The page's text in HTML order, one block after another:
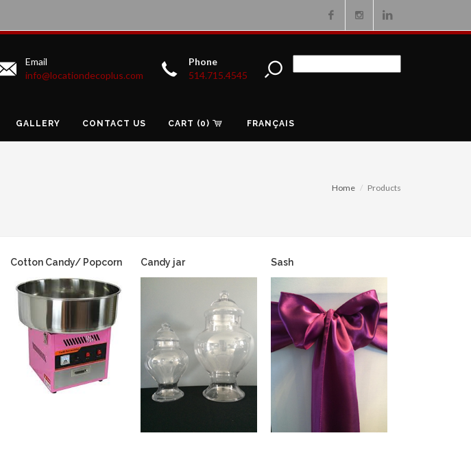
Email
info@locationdecoplus.com
Phone
514.715.4545
GALLERY CONTACT US CART (0) FRANÇAIS
Home Products
Cotton Candy/ Popcorn Candy jar Sash